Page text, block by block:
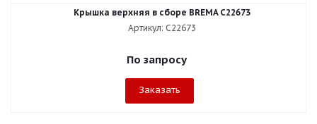
Крышка верхняя в сборе BREMA C22673
Артикул: C22673
По запросу
Заказать